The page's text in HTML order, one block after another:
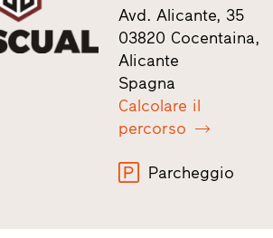
Avd. Alicante, 35
03820 Cocentaina,
Alicante
Spagna
Calcolare il
percorso
Parcheggio